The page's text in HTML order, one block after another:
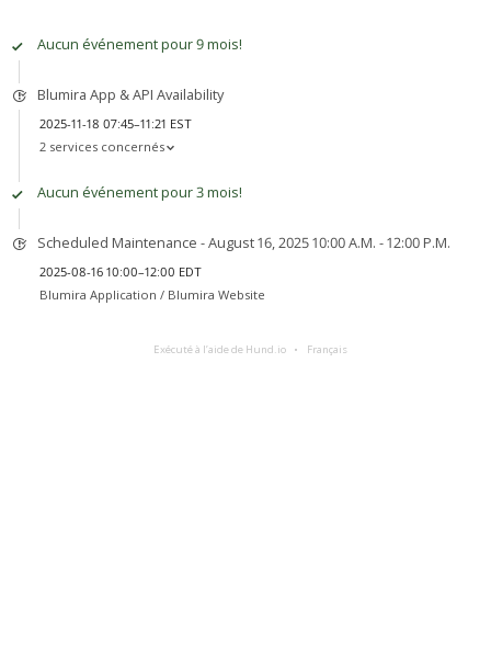
Aucun événement pour 9 mois!
Blumira App & API Availability
2025-11-18 07:45–11:21 EST
2 services concernés
Aucun événement pour 3 mois!
Scheduled Maintenance - August 16, 2025 10:00 A.M. - 12:00 P.M.
2025-08-16 10:00–12:00 EDT
Blumira Application / Blumira Website
Exécuté à l’aide de Hund.io Français